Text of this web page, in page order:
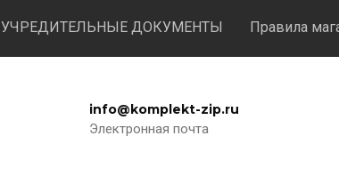
УЧРЕДИТЕЛЬНЫЕ ДОКУМЕНТЫ Правила
info@komplekt-zip.ru
Электронная почта